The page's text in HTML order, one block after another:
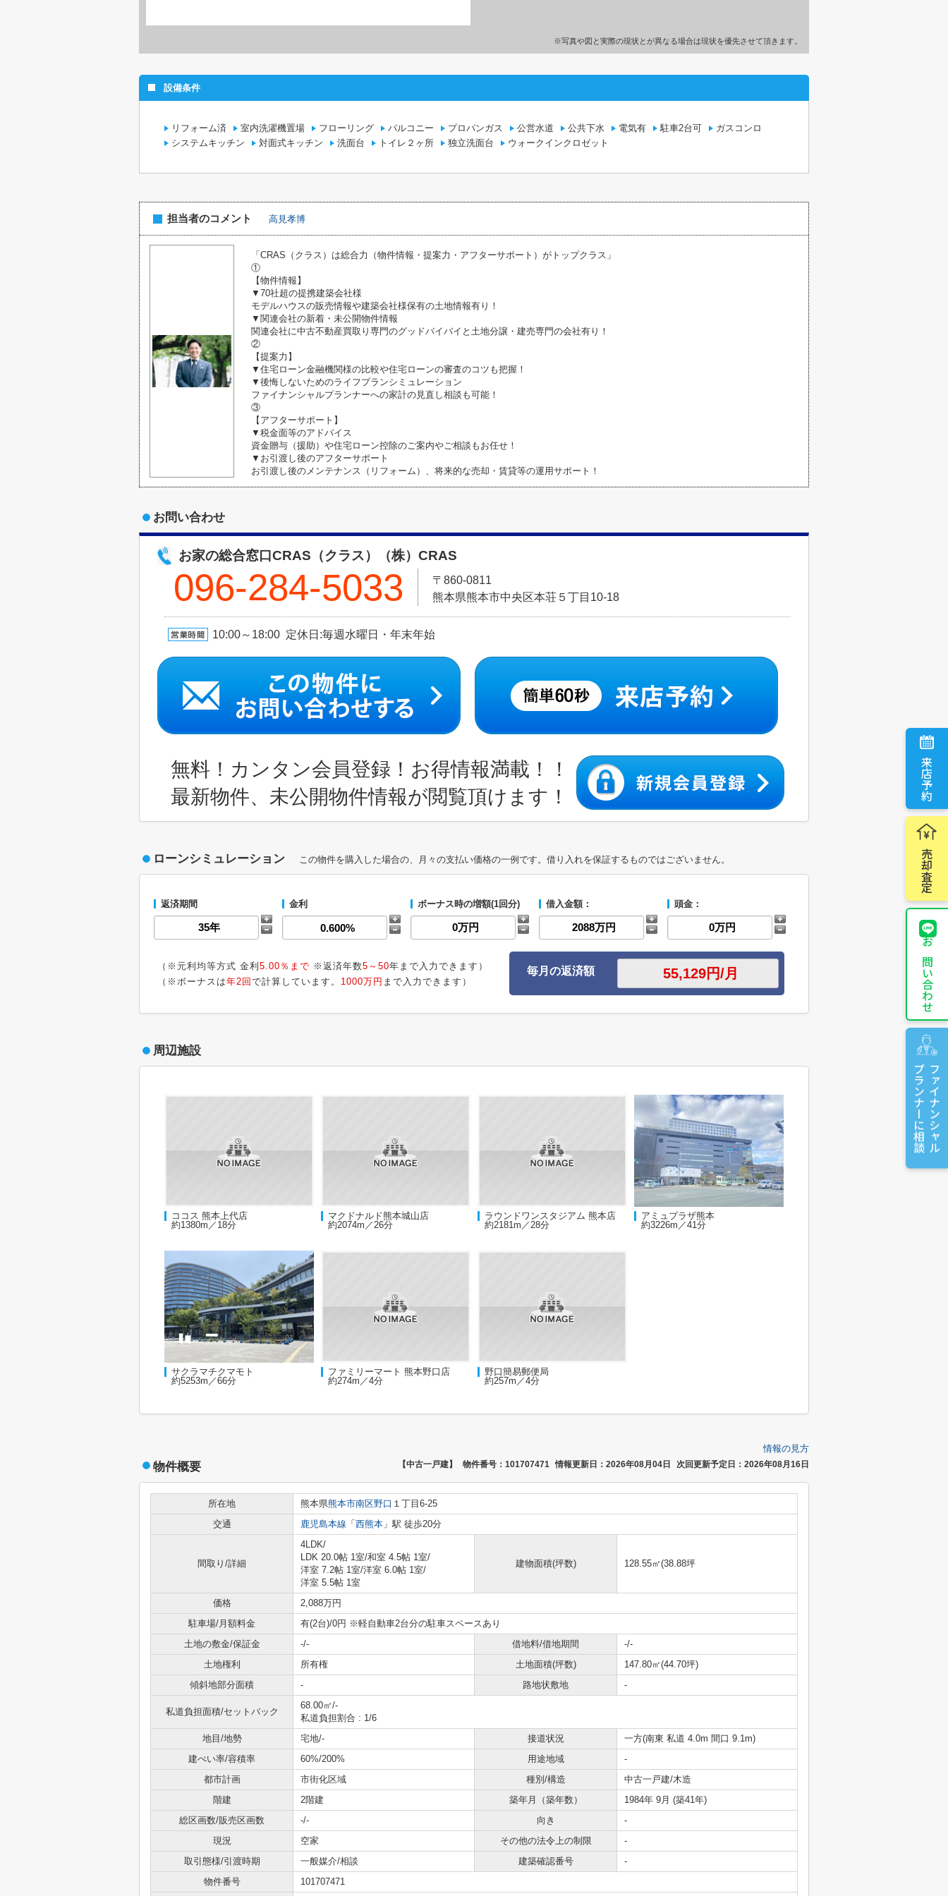
来店予約
売却査定
お問い合わせ
ファイナンシャル
プランナーに相談
※写真や図と実際の現状とが異なる場合は現状を優先させて頂きます。
設備条件
リフォーム済 室内洗濯機置場 フローリング バルコニー プロパンガス 公営水道 公共下水 電気有 駐車2台可
ガスコンロ
システムキッチン
対面式キッチン 洗面台 トイレ２ヶ所 独立洗面台 ウォークインクロゼット
担当者のコメント 高見孝博
「CRAS（クラス）は総合力（物件情報・提案力・アフターサポート）がトップクラス」
①
【物件情報】
▼70社超の提携建築会社様
モデルハウスの販売情報や建築会社様保有の土地情報有り！
▼関連会社の新着・未公開物件情報
関連会社に中古不動産買取り専門のグッドバイバイと土地分譲・建売専門の会社有り！
②
【提案力】
▼住宅ローン金融機関様の比較や住宅ローンの審査のコツも把握！
▼後悔しないためのライフプランシミュレーション
ファイナンシャルプランナーへの家計の見直し相談も可能！
③
【アフターサポート】
▼税金面等のアドバイス
資金贈与（援助）や住宅ローン控除のご案内やご相談もお任せ！
▼お引渡し後のアフターサポート
お引渡し後のメンテナンス（リフォーム）、将来的な売却・賃貸等の運用サポート！
お問い合わせ
お家の総合窓口CRAS（クラス）（株）CRAS
096-284-5033
〒860-0811
熊本県熊本市中央区本荘５丁目10-18
10:00～18:00 定休日:毎週水曜日・年末年始
無料！カンタン会員登録！お得情報満載！！
最新物件、未公開物件情報が閲覧頂けます！
ローンシミュレーション この物件を購入した場合の、月々の支払い価格の一例です。借り入れを保証するものではございません。
返済期間 金利 ボーナス時の増額(1回分) 借入金額： 頭金：
（※元利均等方式 金利 5.00％まで ※返済年数5～50年まで入力できます）
（※ボーナスは年2回 で計算しています。 1000万円 まで入力できます）
毎月の返済額
周辺施設
ココス 熊本上代店
約1380m／18分
マクドナルド熊本城山店
約2074m／26分
ラウンドワンスタジアム 熊本店
約2181m／28分
アミュプラザ熊本
約3226m／41分
サクラマチクマモト
約5253m／66分
ファミリーマート 熊本野口店
約274m／4分
野口簡易郵便局
約257m／4分
情報の見方
物件概要 【中古一戸建】 物件番号：101707471 情報更新日：2026年08月04日 次回更新予定日：2026年08月16日
所在地 熊本県熊本市南区野口 １丁目6-25
交通
鹿児島本線 「 西熊本 」駅 徒歩20分
間取り/詳細
4LDK/
LDK 20.0帖 1室/和室 4.5帖 1室/
洋室 7.2帖 1室/洋室 6.0帖 1室/
洋室 5.5帖 1室
建物面積(坪数) 128.55㎡(38.88坪
価格
2,088万円
駐車場/月額料金
有(2台)/0円 ※軽自動車2台分の駐車スペースあり
土地の敷金/保証金
-/- 借地料/借地期間
-/-
土地権利
所有権 土地面積(坪数)
147.80㎡(44.70坪)
傾斜地部分面積
- 路地状敷地 -
私道負担面積/セットバック
68.00㎡/-
私道負担割合 : 1/6
地目/地勢
宅地/- 接道状況
一方(南東 私道 4.0m 間口 9.1m)
建ぺい率/容積率
60%/200% 用途地域
-
都市計画
市街化区域 種別/構造
中古一戸建/木造
階建
2階建 築年月（築年数）
1984年 9月 (築41年)
総区画数/販売区画数
-/- 向き
-
現況
空家 その他の法令上の制限
-
取引態様/引渡時期
一般媒介/相談 建築確認番号
-
物件番号
101707471